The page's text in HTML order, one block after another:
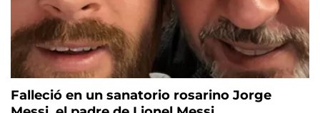
Falleció en un sanatorio rosarino Jorge